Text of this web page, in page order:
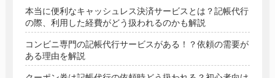
本当に便利なキャッシュレス決済サービスとは？記帳代行
の際、利用した経費がどう扱われるのかも解説
コンビニ専門の記帳代行サービスがある！？依頼の需要が
ある理由を解説